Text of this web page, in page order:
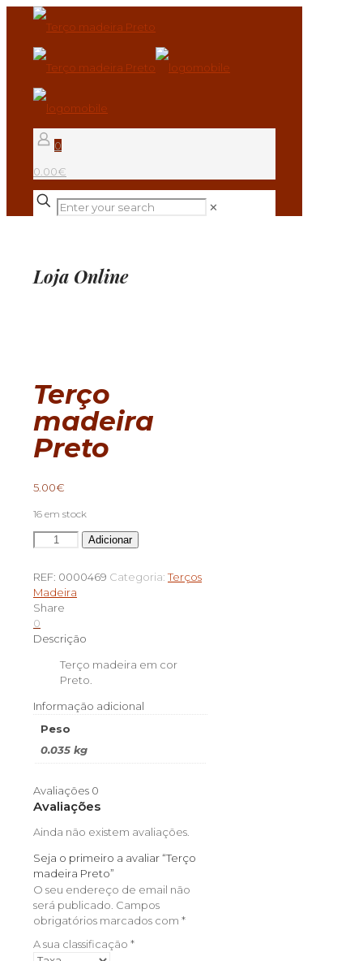
0
0.00€
✕
Loja Online
Terço
madeira
Preto
5.00€
16 em stock
Quantidade
de
madeira
Preto
Adicionar
REF: 0000469 Categoria:Terços
Madeira
Share
0
Descrição
Terço madeira em cor
Preto.
Informação adicional
Peso
0.035 kg
Avaliações 0
Avaliações
Ainda não existem avaliações.
Seja o primeiro a avaliar “Terço
madeira Preto”
O seu endereço de email não
será publicado. Campos
obrigatórios marcados com *
A sua classificação *